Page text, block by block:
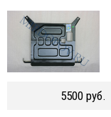
5500 руб.